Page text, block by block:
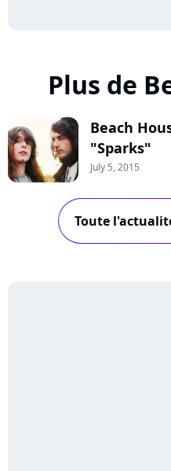
Plus de
Beach
"Sparks"
July 5, 2015
Toute